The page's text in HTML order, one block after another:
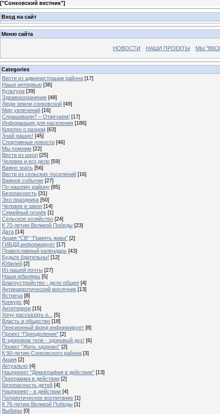
["Сонковский вестник"]
Вход на сайт
Меню сайта
НОВОСТИ НАШИ ПРОЕКТЫ МЫ
Categories
Вести из администрации района [17]
Наше интервью [36]
Культура [39]
Здравоохранение [48]
Люди земли сонковской [49]
Мир увлечений [16]
Спрашивали? – Отвечаем! [17]
Информация для населения [186]
Коротко о разном [63]
Знай наших! [45]
Спортивные новости [46]
Мы помним [22]
Вести из школ [25]
Человек и его дело [59]
Важно знать [56]
Вести из сельских поселений [16]
Важное событие [27]
По нашему району [85]
Безопасность [31]
Эхо праздника [50]
Человек и закон [14]
Семейный огонёк [1]
Сельское хозяйство [24]
К 70-летию Великой Победы [23]
Дата [14]
Акция "СВ" "Память жива" [2]
ГИБДД информирует [17]
Православный календарь [43]
Будьте бдительны! [12]
Юбилей [2]
Из нашей почты [27]
Наши юбиляры [5]
Благоустройство - дело общее [4]
Антинаркотический месячник [13]
Встреча [8]
Конкурс [6]
Антитеррор [15]
Хочу рассказать о...
[5]
Власть и общество [18]
Пенсионный фонд информирует [8]
Проект "Преодоление" [2]
В здоровом теле - здоровый дух! [6]
Проект "Жить здорово" [2]
К 90-летию Сонковского района [3]
Акция [2]
Актуально [4]
Нацпроект "Демография в действии" [13]
Программа в действии [2]
Безопасность детей [4]
Нацпроект - в действии [4]
Патриотическое воспитание [1]
К 76-летию Великой Победы [1]
Выборы [0]